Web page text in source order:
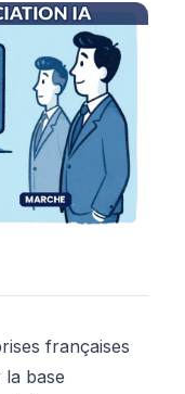
françaises
base